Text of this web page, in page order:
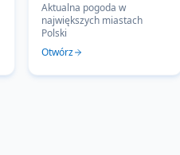
Aktualna pogoda w
największych miastach
Polski
Otwórz